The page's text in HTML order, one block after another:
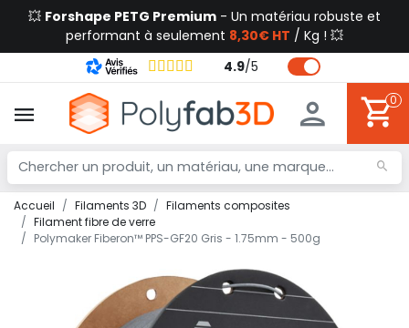
💥 Forshape PETG Premium - Un matériau robuste et
performant à seulement 8,30€ HT / Kg ! 💥
4.9/5
0
Accueil Filaments 3D
Filaments composites
Filament fibre de verre
Polymaker Fiberon™ PPS-GF20 Gris - 1.75mm - 500g